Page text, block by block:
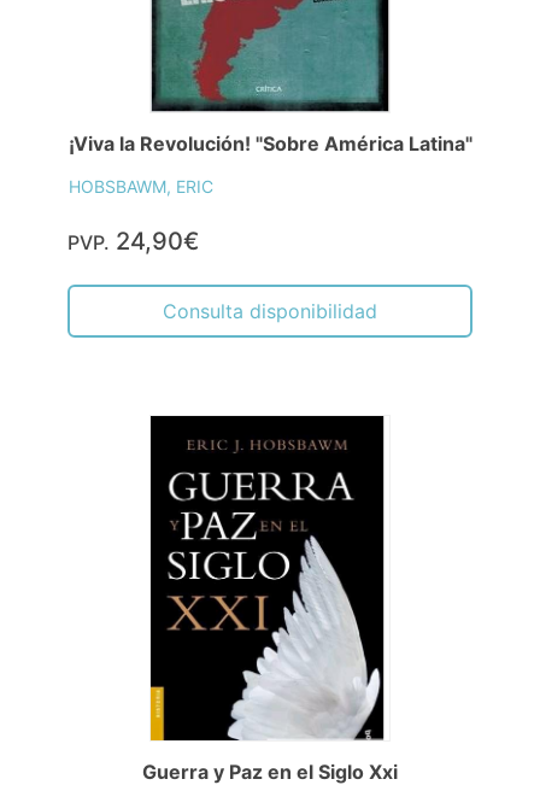
¡Viva la Revolución! "Sobre América Latina"
HOBSBAWM, ERIC
PVP. 24,90€
Consulta disponibilidad
Guerra y Paz en el Siglo Xxi